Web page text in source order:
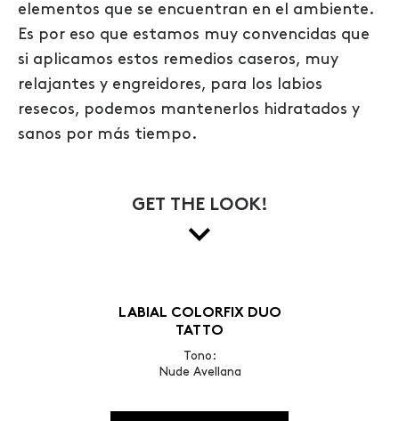
elementos que se encuentran en el ambiente.
Es por eso que estamos muy convencidas que
si aplicamos estos remedios caseros, muy
relajantes y engreidores, para los labios
resecos, podemos mantenerlos hidratados y
sanos por más tiempo.
GET THE LOOK!
LABIAL COLORFIX DUO
TATTO
Tono:
Nude Avellana